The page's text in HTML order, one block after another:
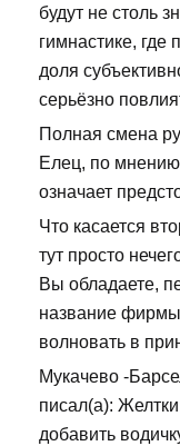
будут не столь
гимнастике,
доля
серьёзно
Полная смена
Елец, по мнению
означает
Что касается
тут просто
Вы обладаете,
название
волновать в
Мукачево -
писал(а):
добавить